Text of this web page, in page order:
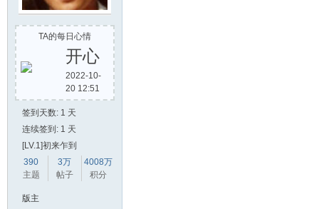
TA的每日心情
开心
2022-10-
20 12:51
签到天数: 1 天
连续签到: 1 天
[LV.1]初来乍到
390
主题
3万
帖子
4008万
积分
版主